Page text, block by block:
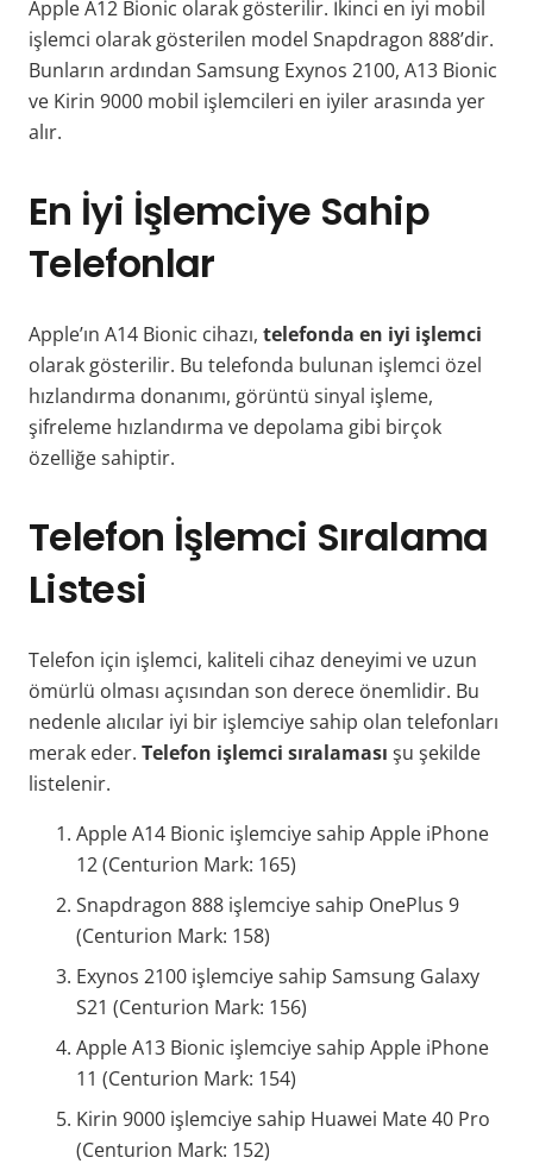
Apple A12 Bionic olarak gösterilir. İkinci en iyi mobil
işlemci olarak gösterilen model Snapdragon 888’dir.
Bunların ardından Samsung Exynos 2100, A13 Bionic
ve Kirin 9000 mobil işlemcileri en iyiler arasında yer
alır.
En İyi İşlemciye Sahip
Telefonlar
Apple’ın A14 Bionic cihazı, telefonda en iyi işlemci
olarak gösterilir. Bu telefonda bulunan işlemci özel
hızlandırma donanımı, görüntü sinyal işleme,
şifreleme hızlandırma ve depolama gibi birçok
özelliğe sahiptir.
Telefon İşlemci Sıralama
Listesi
Telefon için işlemci, kaliteli cihaz deneyimi ve uzun
ömürlü olması açısından son derece önemlidir. Bu
nedenle alıcılar iyi bir işlemciye sahip olan telefonları
merak eder. Telefon işlemci sıralaması şu şekilde
listelenir.
Apple A14 Bionic işlemciye sahip Apple iPhone
12 (Centurion Mark: 165)
Snapdragon 888 işlemciye sahip OnePlus 9
(Centurion Mark: 158)
Exynos 2100 işlemciye sahip Samsung Galaxy
S21 (Centurion Mark: 156)
Apple A13 Bionic işlemciye sahip Apple iPhone
11 (Centurion Mark: 154)
Kirin 9000 işlemciye sahip Huawei Mate 40 Pro
(Centurion Mark: 152)